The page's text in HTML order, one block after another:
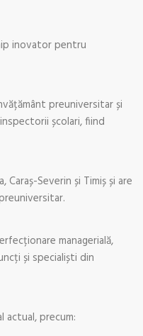
inovator pentru
preuniversitar și
școlari, fiind
Severin și Timiș și are
managerială,
și specialiști din
precum: